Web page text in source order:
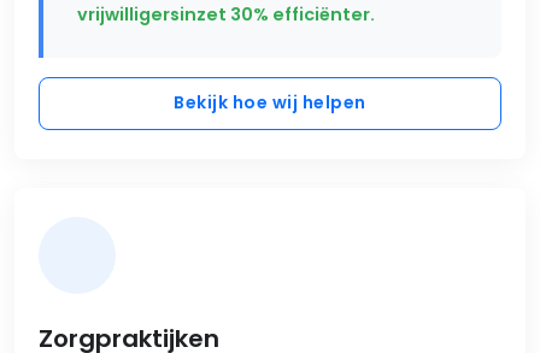
vrijwilligersinzet 30% efficiënter.
Bekijk hoe wij helpen
Zorgpraktijken